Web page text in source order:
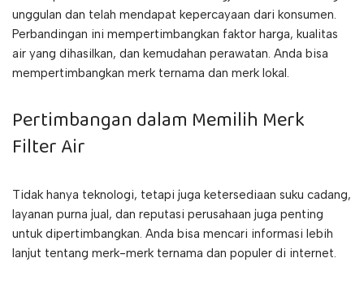
unggulan dan telah mendapat kepercayaan dari konsumen.
Perbandingan ini mempertimbangkan faktor harga, kualitas
air yang dihasilkan, dan kemudahan perawatan. Anda bisa
mempertimbangkan merk ternama dan merk lokal.
Pertimbangan dalam Memilih Merk
Filter Air
Tidak hanya teknologi, tetapi juga ketersediaan suku cadang,
layanan purna jual, dan reputasi perusahaan juga penting
untuk dipertimbangkan. Anda bisa mencari informasi lebih
lanjut tentang merk-merk ternama dan populer di internet.